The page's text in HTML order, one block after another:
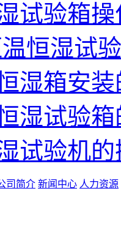
试验箱
恒湿试
湿箱安
湿试验
试验机
司简介 新闻中心 人力资源